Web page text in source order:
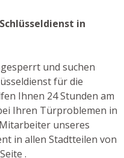
in
und suchen
für die
Ihnen 24 Stunden am
Ihren Türproblemen in
unseres
in allen Stadtteilen von
.